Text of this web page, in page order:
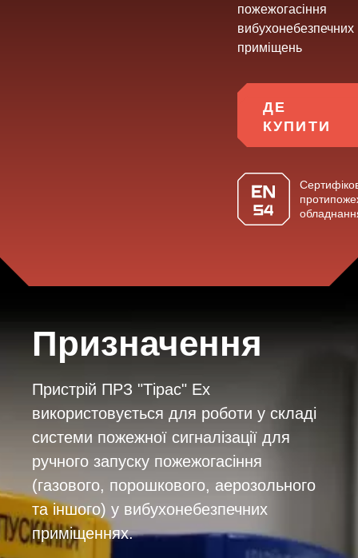
Вінниця,
провулок
Хмельницького
2,
буд.
8
НАМ
пожежогасіння
вибухонебезпечних
приміщень
ДЕ
КУПИТИ
Призначення
Пристрій ПРЗ "Тірас" Ex
використовується для роботи у складі
системи пожежної сигналізації для
ручного запуску пожежогасіння
(газового, порошкового, аерозольного
та іншого) у вибухонебезпечних
приміщеннях.